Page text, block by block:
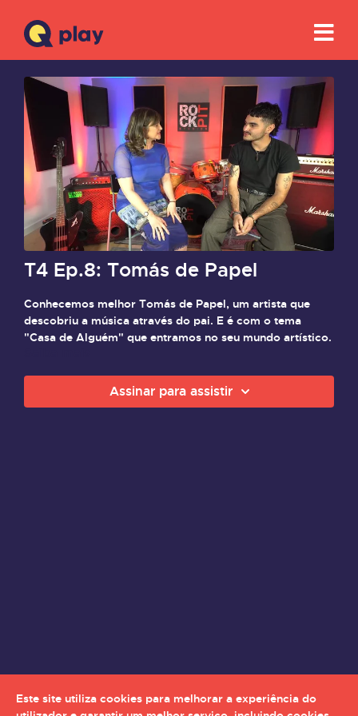
T4 Ep.8: Tomás de Papel
Conhecemos melhor Tomás de Papel, um artista que
descobriu a música através do pai. E é com o tema
"Casa de Alguém" que entramos no seu mundo artístico.
Assinar para assistir
Este site utiliza cookies para melhorar a experiência do